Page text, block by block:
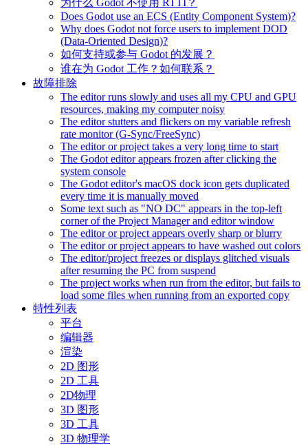
为什么 Godot 不使用 RTTI？
Does Godot use an ECS (Entity Component System)?
Why does Godot not force users to implement DOD
(Data-Oriented Design)?
如何支持或参与 Godot 的发展？
谁在为 Godot 工作？如何联系？
故障排除
The editor runs slowly and uses all my CPU and GPU
resources, making my computer noisy
The editor stutters and flickers on my variable refresh
rate monitor (G-Sync/FreeSync)
The editor or project takes a very long time to start
The Godot editor appears frozen after clicking the
system console
The Godot editor's macOS dock icon gets duplicated
every time it is manually moved
Some text such as "NO DC" appears in the top-left
corner of the Project Manager and editor window
The editor or project appears overly sharp or blurry
The editor or project appears to have washed out colors
The editor/project freezes or displays glitched visuals
after resuming the PC from suspend
The project works when run from the editor, but fails to
load some files when running from an exported copy
特性列表
平台
编辑器
渲染
2D 图形
2D 工具
2D物理
3D 图形
3D 工具
3D 物理学